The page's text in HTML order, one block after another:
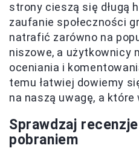
strony cieszą się długą
zaufanie społeczności
natrafić zarówno na
niszowe, a użytkownicy
oceniania i
temu łatwiej dowiemy
na naszą uwagę, a
Sprawdzaj
pobraniem